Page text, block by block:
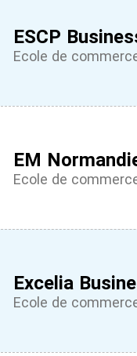
ESCP
Ecole de
EM
Ecole de
Excelia
Ecole de